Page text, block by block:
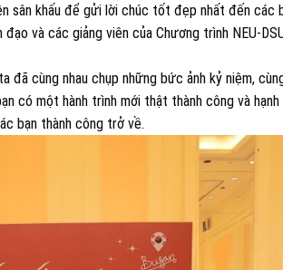
sân khấu để gửi lời chúc tốt đẹp nhất đến các
và các giảng viên của Chương trình NEU-
cùng nhau chụp những bức ảnh kỷ niệm,
có một hành trình mới thật thành công và
bạn thành công trở về.